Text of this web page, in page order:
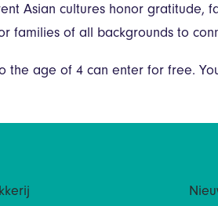
Asian cultures honor gratitude,
families of all backgrounds to
the age of 4 can enter for free.